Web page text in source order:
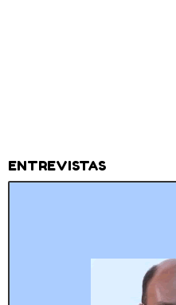
ENTREVISTAS